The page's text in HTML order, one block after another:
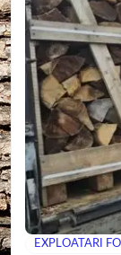
EXPLOATARI